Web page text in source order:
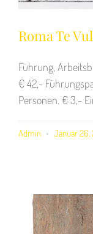
Roma Te
Führung,
€ 42,-
Personen. € 3,-
Admin Januar 26,